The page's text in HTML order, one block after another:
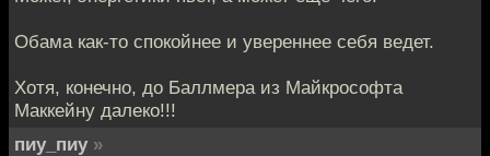
Обама как-то спокойнее и увереннее себя ведет.
Хотя, конечно, до Баллмера из Майкрософта
Маккейну далеко!!!
пиу_пиу »